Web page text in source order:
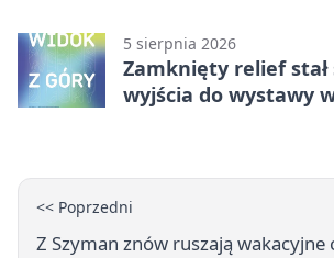
5 sierpnia 2026
Zamknięty relief
wyjścia do wystawy
<< Poprzedni
Z Szyman znów ruszają wakacyjne